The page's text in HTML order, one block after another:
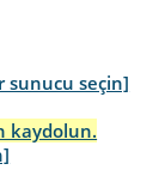
sunucu seçin]
kaydolun.